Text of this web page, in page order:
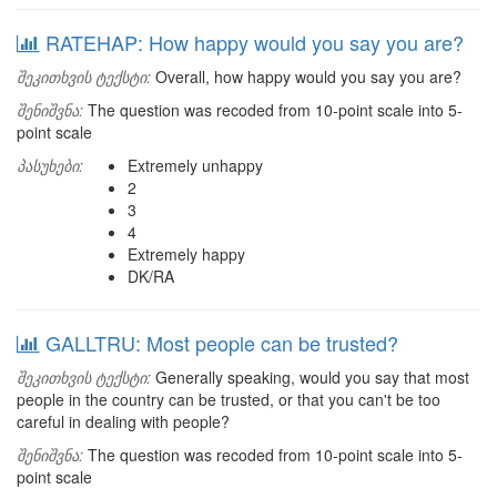
RATEHAP: How happy would you say you are?
შეკითხვის ტექსტი: Overall, how happy would you say you are?
შენიშვნა: The question was recoded from 10-point scale into 5-
point scale
პასუხები:
Extremely unhappy
2
3
4
Extremely happy
DK/RA
GALLTRU: Most people can be trusted?
შეკითხვის ტექსტი: Generally speaking, would you say that most
people in the country can be trusted, or that you can't be too
careful in dealing with people?
შენიშვნა: The question was recoded from 10-point scale into 5-
point scale